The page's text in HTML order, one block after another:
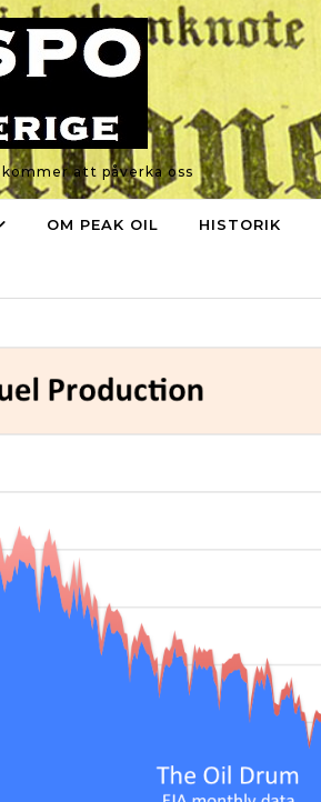
att påverka oss
OM PEAK OIL HISTORIK